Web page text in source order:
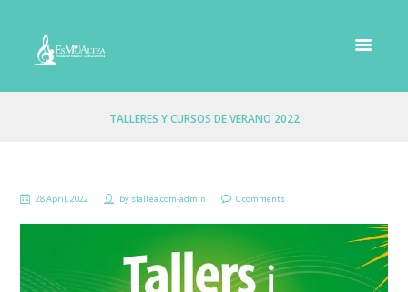
TALLERES Y CURSOS DE VERANO 2022
28 April, 2022 by sfaltea.com-admin 0 comments